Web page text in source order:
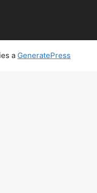
a GeneratePress